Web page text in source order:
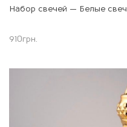
Набор свечей — Белые
910грн.